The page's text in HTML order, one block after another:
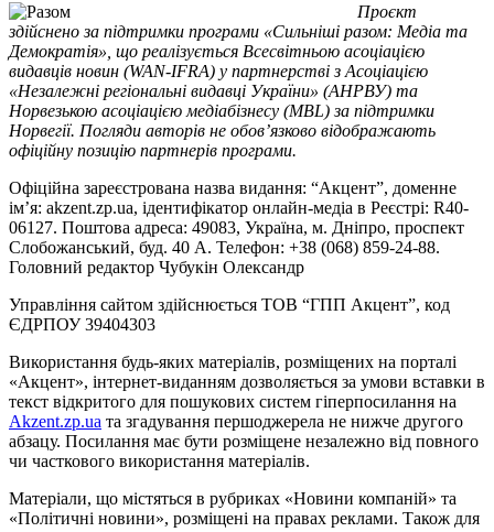
Проєкт
здійснено за підтримки програми «Сильніші разом: Медіа та
Демократія», що реалізується Всесвітньою асоціацією
видавців новин (WAN-IFRA) у партнерстві з Асоціацією
«Незалежні регіональні видавці України» (АНРВУ) та
Норвезькою асоціацією медіабізнесу (MBL) за підтримки
Норвегії. Погляди авторів не обов’язково відображають
офіційну позицію партнерів програми.
Офіційна зареєстрована назва видання: “Акцент”, доменне
ім’я: akzent.zp.ua, ідентифікатор онлайн-медіа в Реєстрі: R40-
06127. Поштова адреса: 49083, Україна, м. Дніпро, проспект
Слобожанський, буд. 40 А. Телефон: +38 (068) 859-24-88.
Головний редактор Чубукін Олександр
Управління сайтом здійснюється ТОВ “ГПП Акцент”, код
ЄДРПОУ 39404303
Використання будь-яких матеріалів, розміщених на порталі
«Акцент», інтернет-виданням дозволяється за умови вставки в
текст відкритого для пошукових систем гіперпосилання на
Akzent.zp.ua та згадування першоджерела не нижче другого
абзацу. Посилання має бути розміщене незалежно від повного
чи часткового використання матеріалів.
Матеріали, що містяться в рубриках «Новини компаній» та
«Політичні новини», розміщені на правах реклами. Також для